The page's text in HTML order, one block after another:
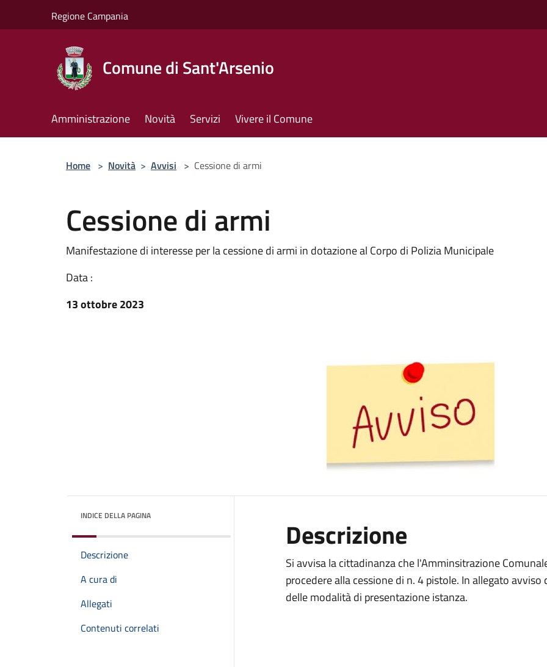
Regione Campania
Comune di Sant'Arsenio
Amministrazione Novità Servizi Vivere il Comune
Home > Novità > Avvisi > Cessione di armi
Cessione di armi
Manifestazione di interesse per la cessione di armi in dotazione al Corpo di Polizia Municipale
Data :
13 ottobre 2023
INDICE DELLA PAGINA
Descrizione
A cura di
Allegati
Contenuti correlati
Descrizione
Si avvisa la cittadinanza che l'Amminsitrazione
procedere alla cessione di n. 4 pistole. In allegato
delle modalità di presentazione istanza.